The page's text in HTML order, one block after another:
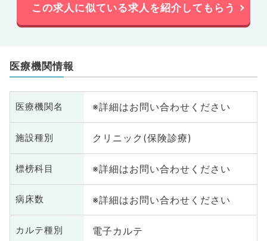
この求人に似ている求人を紹介してもらう
医療機関情報
医療機関名 ※詳細はお問い合わせください
施設種別 クリニック(保険診療)
標榜科目 ※詳細はお問い合わせください
病床数 ※詳細はお問い合わせください
カルテ種別 電子カルテ